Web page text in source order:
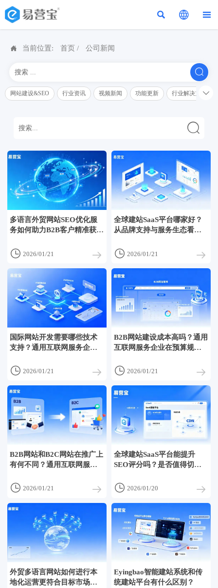
  
 当前位置: 首页 / 公司新闻

网站建设&SEO 行业资讯 视频新闻 功能更新 行业解决方案解读


多语言外贸网站SEO优化服
务如何助力B2B客户精准获取
 2026/01/21
全球建站SaaS平台哪家好？
从品牌支持与服务生态看差
 2026/01/21
国际网站开发需要哪些技术
支持？通用互联网服务企业
 2026/01/21
B2B网站建设成本高吗？通用
互联网服务企业在预算规划
 2026/01/21
B2B网站和B2C网站在推广上
有何不同？通用互联网服务
 2026/01/21
全球建站SaaS平台能提升
SEO评分吗？是否值得切
 2026/01/20
外贸多语言网站如何进行本
地化运营更符合目标市场习
Eyingbao智能建站系统和传
统建站平台有什么区别？